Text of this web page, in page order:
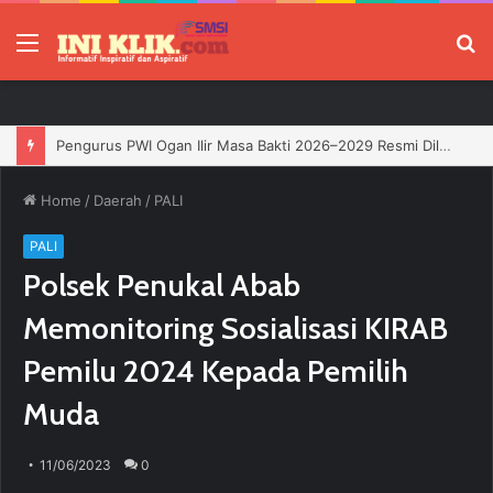
Menu
Jelang HUT RI, 3 Sumur Infill Baru di Zona 4 Dukung Kedaulatan Energi
Home / Daerah / PALI
PALI
Polsek Penukal Abab
Memonitoring Sosialisasi KIRAB
Pemilu 2024 Kepada Pemilih
Muda
11/06/2023 0